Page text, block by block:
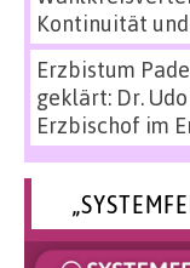
Kontinuität
Erzbistum
geklärt: Dr.
Erzbischof im